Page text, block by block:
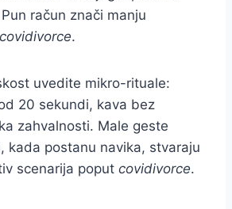
račun znači manju
covidivorce.
uvedite mikro-rituale:
20 sekundi, kava bez
zahvalnosti. Male geste
kada postanu navika, stvaraju
scenarija poput covidivorce.